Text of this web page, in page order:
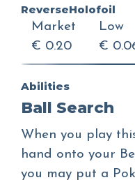
ReverseHolofoil
Market
€ 0.20
Low
€
Abilities
Ball Search
When you play
hand onto your
you may put a